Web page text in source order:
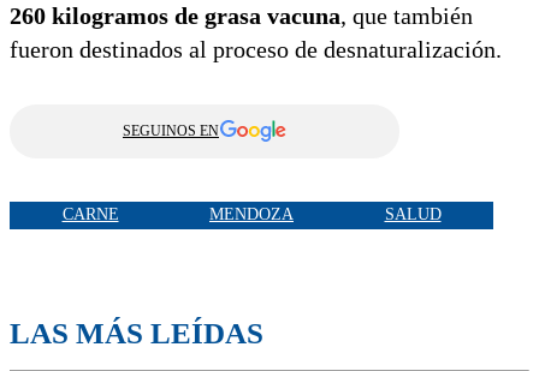
260 kilogramos de grasa vacuna, que también
fueron destinados al proceso de desnaturalización.
SEGUINOS EN
CARNE MENDOZA SALUD
LAS MÁS LEÍDAS